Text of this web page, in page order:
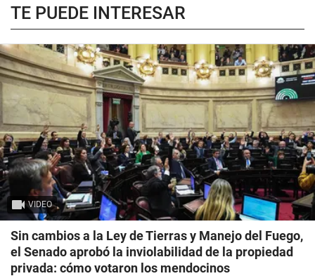
TE PUEDE INTERESAR
VIDEO
Sin cambios a la Ley de Tierras y Manejo del Fuego,
el Senado aprobó la inviolabilidad de la propiedad
privada: cómo votaron los mendocinos